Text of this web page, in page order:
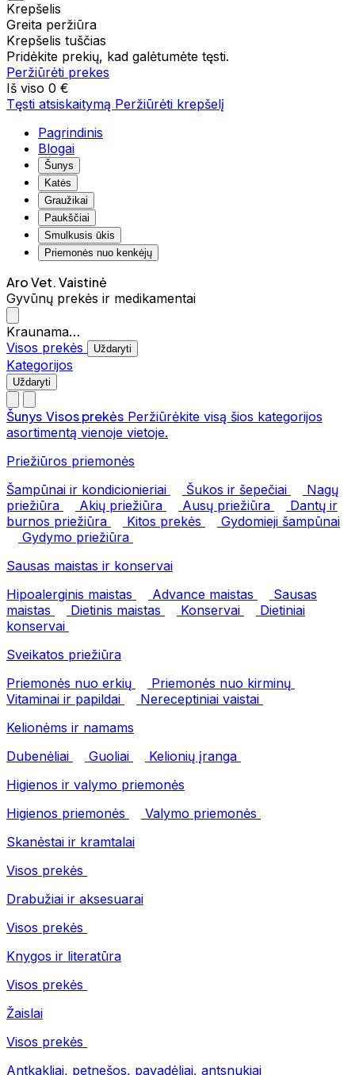
Krepšelis
Greita peržiūra
Krepšelis tuščias
Pridėkite prekių, kad galėtumėte tęsti.
Peržiūrėti prekes
Iš viso 0 €
Tęsti atsiskaitymą Peržiūrėti krepšelį
Pagrindinis
Blogai
Šunys
Katės
Graužikai
Paukščiai
Smulkusis ūkis
Priemonės nuo kenkėjų
Aro Vet. Vaistinė
Gyvūnų prekės ir medikamentai
Kraunama…
Visos prekės
Uždaryti
Kategorijos
Uždaryti
Šunys Visos prekės Peržiūrėkite visą šios kategorijos
asortimentą vienoje vietoje.
Priežiūros priemonės
Šampūnai ir kondicionieriai
Šukos ir šepečiai
Nagų
priežiūra
Akių priežiūra Ausų priežiūra
Dantų ir
burnos priežiūra
Kitos prekės
Gydomieji šampūnai
Gydymo priežiūra
Sausas maistas ir konservai
Hipoalerginis maistas
Advance maistas
Sausas
maistas
Dietinis maistas Konservai
Dietiniai
konservai
Sveikatos priežiūra
Priemonės nuo erkių
Priemonės nuo kirminų
Vitaminai ir papildai
Nereceptiniai vaistai
Kelionėms ir namams
Dubenėliai
Guoliai
Kelionių įranga
Higienos ir valymo priemonės
Higienos priemonės
Valymo priemonės
Skanėstai ir kramtalai
Visos prekės
Drabužiai ir aksesuarai
Visos prekės
Knygos ir literatūra
Visos prekės
Žaislai
Visos prekės
Antkakliai, petnešos, pavadėliai, antsnukiai